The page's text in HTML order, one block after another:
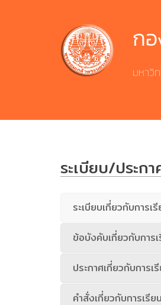
ก
มหาวิ
ระเบียบ/ประก
ระเบียบเกี่ยวกับการเ
ข้อบังคับเกี่ยวกับการ
ประกาศเกี่ยวกับการเ
คำสั่งเกี่ยวกับการเรี